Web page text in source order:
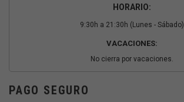
HORARIO:
9:30h a 21:30h (Lunes - Sábado)
VACACIONES:
No cierra por vacaciones.
PAGO SEGURO